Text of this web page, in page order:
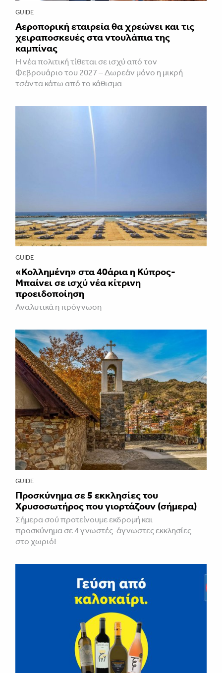
GUIDE
Αεροπορική εταιρεία θα χρεώνει και τις
χειραποσκευές στα ντουλάπια της
καμπίνας
Η νέα πολιτική τίθεται σε ισχύ από τον
Φεβρουάριο του 2027 – Δωρεάν μόνο η μικρή
τσάντα κάτω από το κάθισμα
GUIDE
«Κολλημένη» στα 40άρια η Κύπρος-
Μπαίνει σε ισχύ νέα κίτρινη
προειδοποίηση
Αναλυτικά η πρόγνωση
GUIDE
Προσκύνημα σε 5 εκκλησίες του
Χρυσοσωτήρος που γιορτάζουν (σήμερα)
Σήμερα σού προτείνουμε εκδρομή και
προσκύνημα σε 4 γνωστές-άγνωστες εκκλησίες
στο χωριό!